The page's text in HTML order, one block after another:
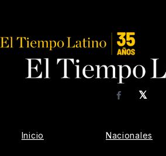
𝕏
Facebook
Inicio Nacionales